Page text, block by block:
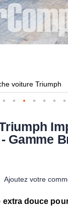
voiture Triumph
Gamme
Ajoutez votre
extra douce